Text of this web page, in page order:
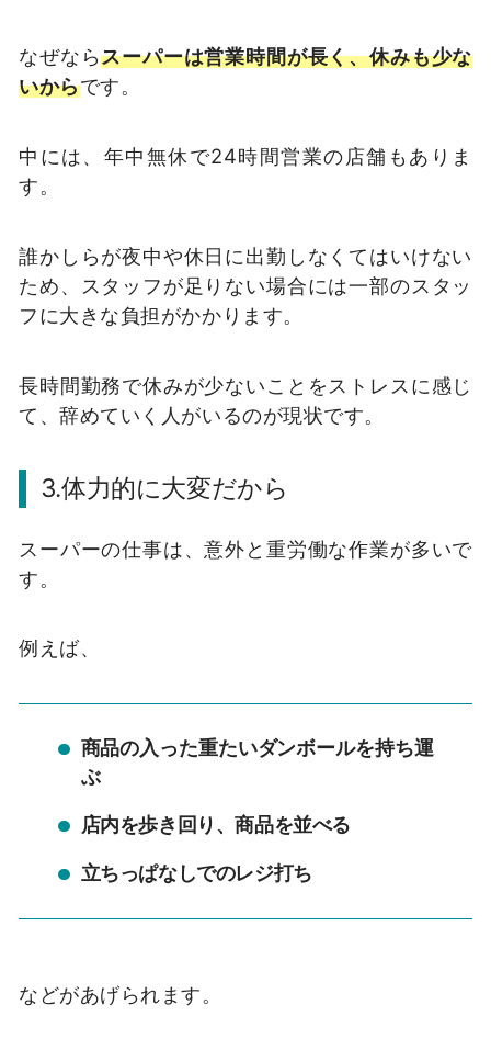
なぜならスーパーは営業時間が長く、休みも少な
いからです。
中には、年中無休で24時間営業の店舗もありま
す。
誰かしらが夜中や休日に出勤しなくてはいけない
ため、スタッフが足りない場合には一部のスタッ
フに大きな負担がかかります。
長時間勤務で休みが少ないことをストレスに感じ
て、辞めていく人がいるのが現状です。
3.体力的に大変だから
スーパーの仕事は、意外と重労働な作業が多いで
す。
例えば、
商品の入った重たいダンボールを持ち運
ぶ
店内を歩き回り、商品を並べる
立ちっぱなしでのレジ打ち
などがあげられます。